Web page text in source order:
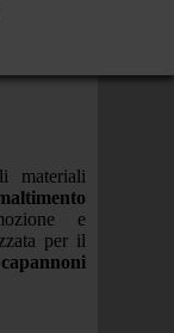
materiali
e
per il
capannoni